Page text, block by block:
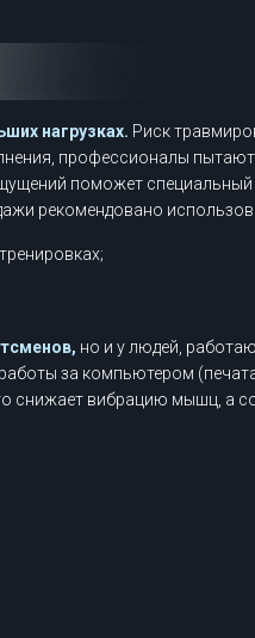
нагрузках. Риск
профессионалы
поможет
рекомендовано
но и у людей,
за компьютером
снижает вибрацию мышц, а